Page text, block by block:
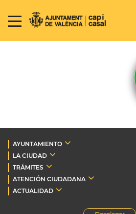
AYUNTAMIENTO
LA CIUDAD
TRÁMITES
ATENCIÓN CIUDADANA
ACTUALIDAD